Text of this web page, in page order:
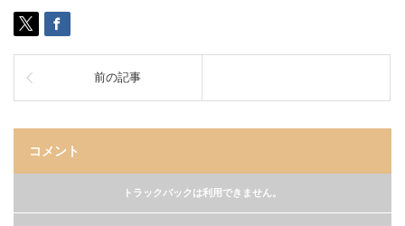
前の記事
コメント
トラックバックは利用できません。